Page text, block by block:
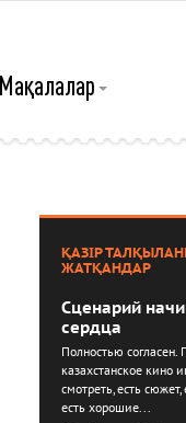
Мақалалар
ҚАЗІР
ЖАТҚАНДАР
Сценарий
сердца
Полностью согласен.
казахстанское кино
смотреть, есть сюжет,
есть хорошие...